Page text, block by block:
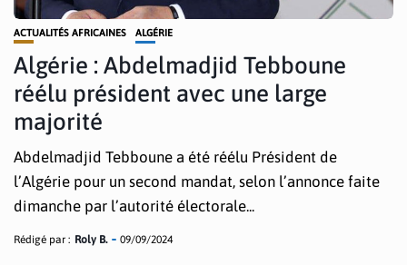
ACTUALITÉS AFRICAINES ALGÉRIE
Algérie : Abdelmadjid Tebboune
réélu président avec une large
majorité
Abdelmadjid Tebboune a été réélu Président de
l’Algérie pour un second mandat, selon l’annonce faite
dimanche par l’autorité électorale...
Rédigé par : Roly B. 09/09/2024